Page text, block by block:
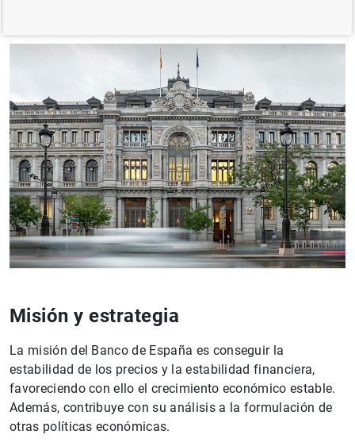
de Evaluaciones
el Banco
Internacional
europea
Misión y estrategia
La misión del Banco de España es conseguir la
estabilidad de los precios y la estabilidad financiera,
favoreciendo con ello el crecimiento económico estable.
Además, contribuye con su análisis a la formulación de
otras políticas económicas.